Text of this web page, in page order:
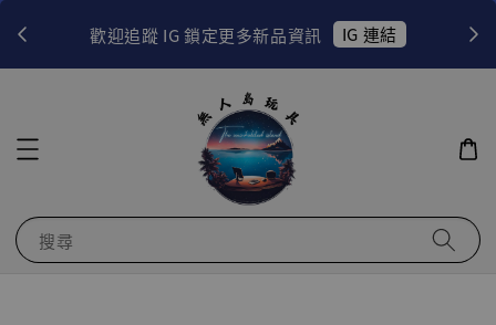
歡迎追蹤 IG 鎖定更多新品資訊 IG 連結
搜尋